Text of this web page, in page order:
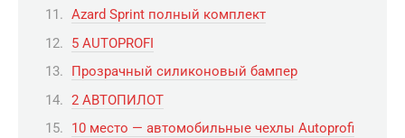
Azard Sprint полный комплект
5 AUTOPROFI
Прозрачный силиконовый бампер
2 АВТОПИЛОТ
10 место — автомобильные чехлы Autoprofi